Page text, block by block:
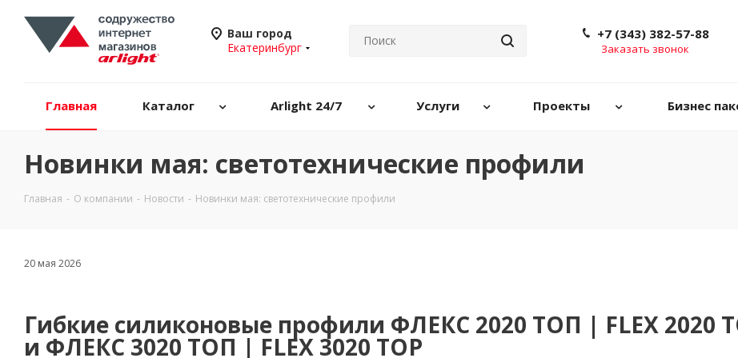
Ваш город
Екатеринбург
+7 (343) 382-57-88
Заказать звонок
Главная Каталог Arlight 24/7 Услуги Проекты Бизнес
Новинки мая: светотехнические профили
Главная - О компании - Новости - Новинки мая: светотехнические профили
20 мая 2026
Гибкие силиконовые профили ФЛЕКС 2020 ТОП | FLEX 2020
и ФЛЕКС 3020 ТОП | FLEX 3020 TOP